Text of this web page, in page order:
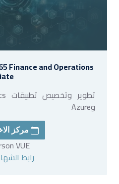
Finance and Operations
وAzure
مركز
VUE
رابط